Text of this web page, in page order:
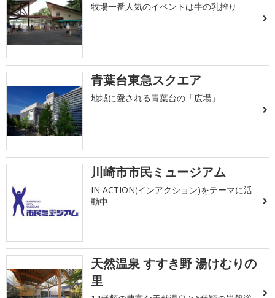
牧場一番人気のイベントは牛の乳搾り
青葉台東急スクエア
地域に愛される青葉台の「広場」
川崎市市民ミュージアム
IN ACTION(インアクション)をテーマに活
動中
天然温泉 すすき野 湯けむりの
里